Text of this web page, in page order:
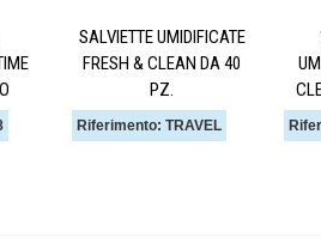
SALVIETTE UMIDIFICATE
FRESH & CLEAN DA 40
PZ.
Riferimento: TRAVEL